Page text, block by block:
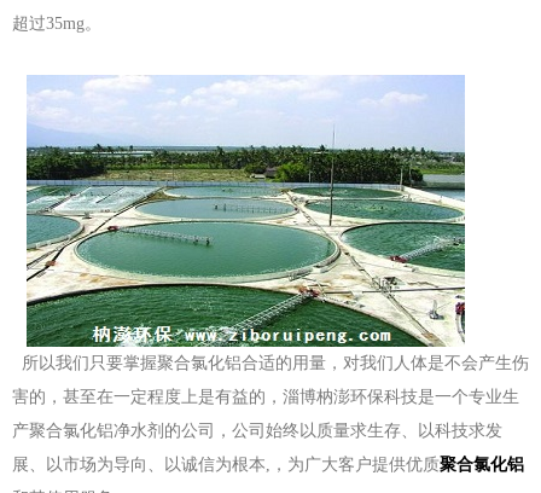
超过35mg。
所以我们只要掌握聚合氯化铝合适的用量，对我们人体是不会产生伤
害的，甚至在一定程度上是有益的，淄博枘澎环保科技是一个专业生
产聚合氯化铝净水剂的公司，公司始终以质量求生存、以科技求发
展、以市场为导向、以诚信为根本,，为广大客户提供优质聚合氯化铝